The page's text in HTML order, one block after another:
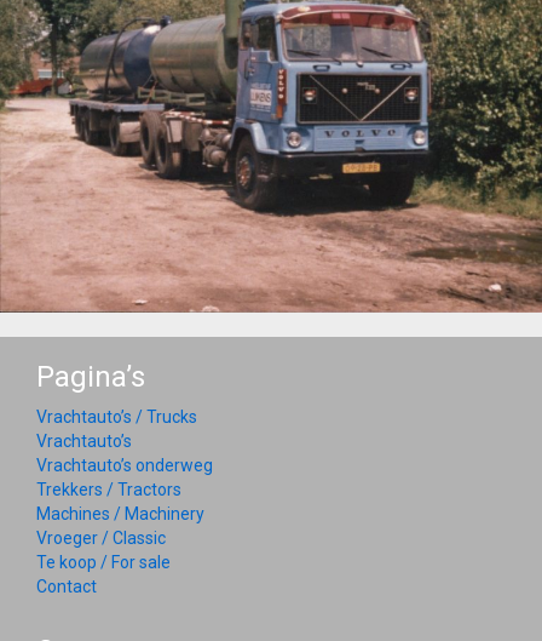
Pagina’s
Vrachtauto’s / Trucks
Vrachtauto’s
Vrachtauto’s onderweg
Trekkers / Tractors
Machines / Machinery
Vroeger / Classic
Te koop / For sale
Contact